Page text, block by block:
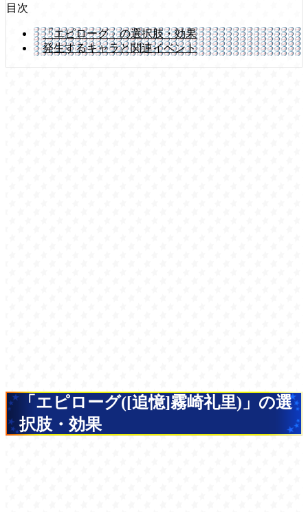
目次
「エピローグ」の選択肢・効果
発生するキャラと関連イベント
「エピローグ([追憶]霧崎礼里)」の選
択肢・効果